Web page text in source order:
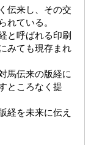
伝来し、その交
ている。
と呼ばれる印刷
みても現存まれ
馬伝来の版経に
ところなく提
経を未来に伝え